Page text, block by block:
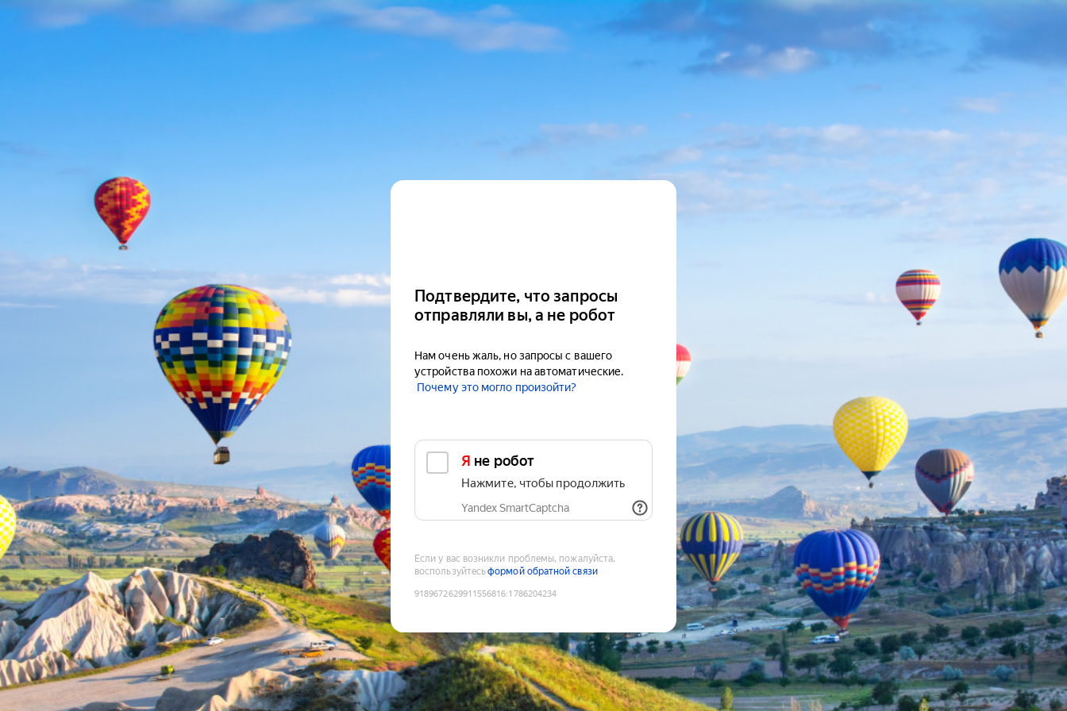
Подтвердите, что запросы
отправляли вы, а не робот
Нам очень жаль, но запросы с вашего
устройства похожи на автоматические.
Почему это могло произойти?
Я не робот
Нажмите, чтобы продолжить
Yandex SmartCaptcha
Если у вас возникли проблемы, пожалуйста,
воспользуйтесьформой обратной связи
9189672629911556816:1786204234